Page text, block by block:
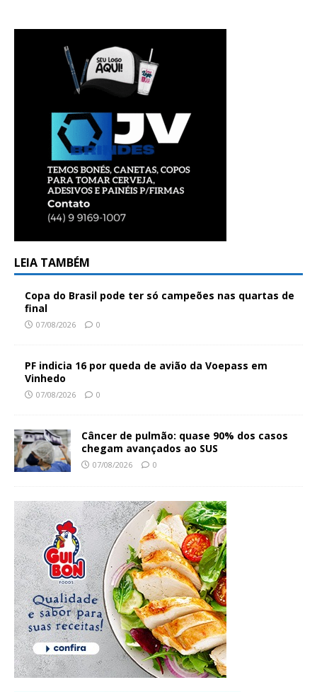
LEIA TAMBÉM
Copa do Brasil pode ter só campeões nas quartas de
final
07/08/2026 0
PF indicia 16 por queda de avião da Voepass em
Vinhedo
07/08/2026 0
Câncer de pulmão: quase 90% dos casos
chegam avançados ao SUS
07/08/2026 0